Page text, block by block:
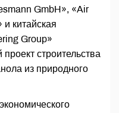
GmbH», «Air
китайская
Group»
строительства
из природного